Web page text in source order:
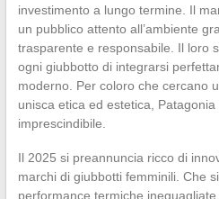
investimento a lungo termine. Il
un pubblico attento all’ambiente
trasparente e responsabile. Il loro
ogni giubbotto di integrarsi
moderno. Per coloro che cercano
unisca etica ed estetica,
imprescindibile.
Il 2025 si preannuncia ricco di
marchi di giubbotti femminili. Che
performance termiche